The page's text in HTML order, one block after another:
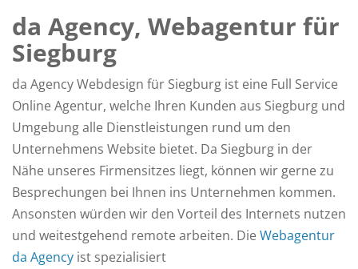
da Agency, Webagentur für
Siegburg
da Agency Webdesign für Siegburg ist eine Full Service
Online Agentur, welche Ihren Kunden aus Siegburg und
Umgebung alle Dienstleistungen rund um den
Unternehmens Website bietet. Da Siegburg in der
Nähe unseres Firmensitzes liegt, können wir gerne zu
Besprechungen bei Ihnen ins Unternehmen kommen.
Ansonsten würden wir den Vorteil des Internets nutzen
und weitestgehend remote arbeiten. Die Webagentur
da Agency ist spezialisiert